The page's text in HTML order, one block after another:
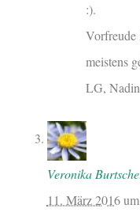
:).
Vorfreude
meistens
LG,
Veronika
11. März 2016um